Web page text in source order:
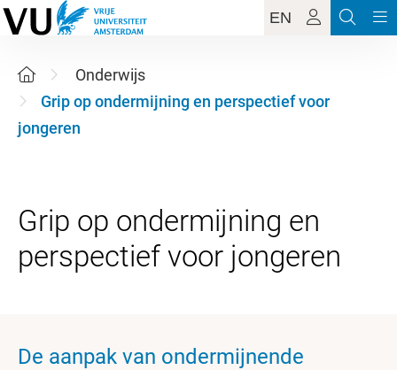
EN
Onderwijs
Grip op ondermijning en perspectief voor
jongeren
Grip op ondermijning en
De aanpak van ondermijnende